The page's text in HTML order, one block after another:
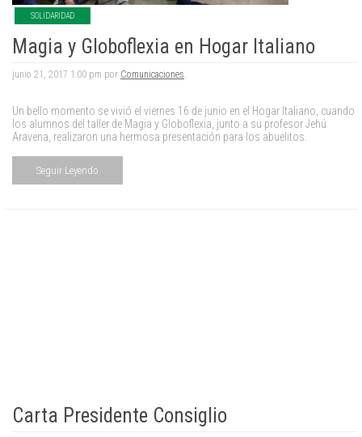
SOLIDARIDAD
Magia y Globoflexia en Hogar Italiano
junio 21, 2017 1:00 pm por Comunicaciones.
Un bello momento se vivió el viernes 16 de junio en el Hogar Italiano, cuando
los alumnos del taller de Magia y Globoflexia, junto a su profesor Jehú
Aravena, realizaron una hermosa presentación para los abuelitos.
Seguir Leyendo
Carta Presidente Consiglio